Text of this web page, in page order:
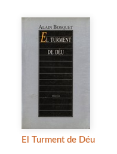
El Turment de Déu